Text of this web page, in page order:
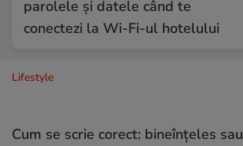
parolele și datele când te
conectezi la Wi-Fi-ul hotelului
Lifestyle
Cum se scrie corect: bineînțeles sau